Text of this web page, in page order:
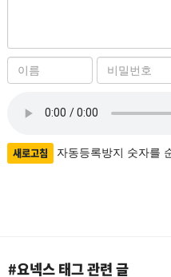
름
비
밀
수
등
새로고침 자동등록방지 숫자를
#요넥스태그 관련 글